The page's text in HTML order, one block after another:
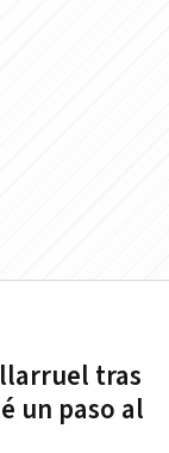
tras
un paso al